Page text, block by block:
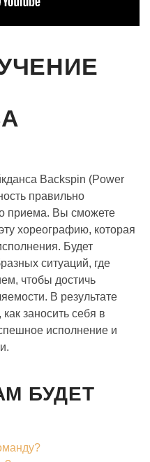
Backspin (Power
правильно
приема. Вы сможете
хореографию, которая
Будет
ситуаций, где
чтобы достичь
В результате
заносить себя в
исполнение и
БУДЕТ